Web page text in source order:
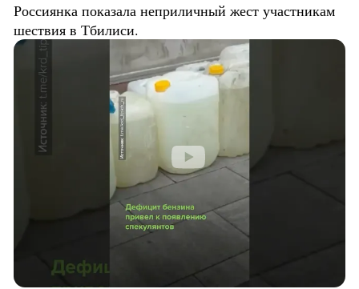
Россиянка показала неприличный жест участникам
шествия в Тбилиси.